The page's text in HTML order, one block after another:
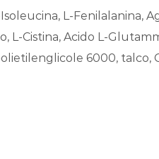
L-
L-Cistina, Acido L-
6000, talco,